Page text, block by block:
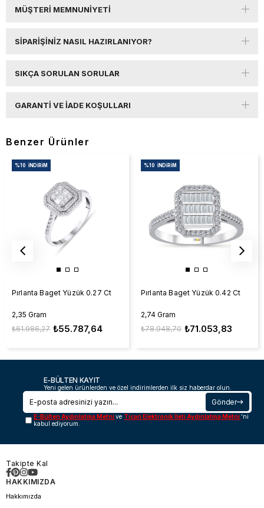
MÜŞTERI MEMNUNIYETI
SIPARIŞINIZ NASIL HAZIRLANIYOR?
SIKÇA SORULAN SORULAR
GARANTI VE İADE KOŞULLARI
Benzer Ürünler
Pırlanta Baget Yüzük 0.27 Ct
2,35 Gram
₺55.787,64
₺61.986,27
%10 İNDIRIM
Pırlanta Baget Yüzük 0.42 Ct
2,74 Gram
₺71.053,83
₺78.948,70
%10 İNDIRIM
E-BÜLTEN KAYIT
Yeni gelen ürünlerden ve özel indirimlerden ilk siz haberdar olun.
Gönder
E-Bülten Aydınlatma Metnive Ticari Elektronik İleti Aydınlatma Metni 'ni
kabul ediyorum.
Takipte Kal
HAKKIMIZDA
Hakkımızda